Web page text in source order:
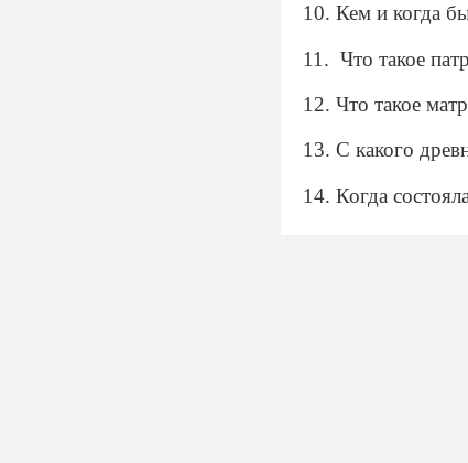
10. Кем и когда
11. Что такое
12. Что такое
13. С какого
14. Когда